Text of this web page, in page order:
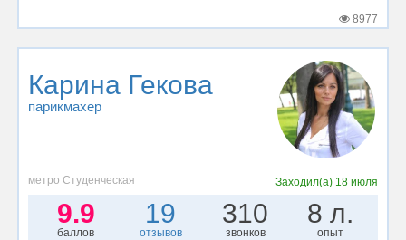
8977
Карина Гекова
парикмахер
метро Студенческая Заходил(а) 18 июля
9.9
баллов
19
отзывов
310
звонков
8 л.
опыт